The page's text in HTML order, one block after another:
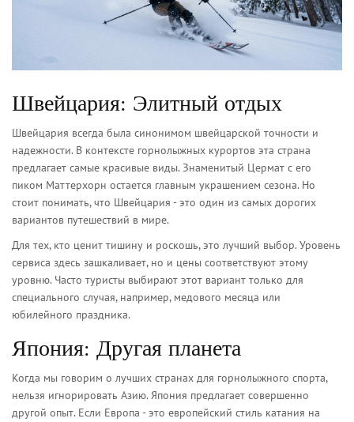
Швейцария: Элитный отдых
Швейцария всегда была синонимом швейцарской точности и
надежности. В контексте горнолыжных курортов эта страна
предлагает самые красивые виды. Знаменитый Цермат с его
пиком Маттерхорн остается главным украшением сезона. Но
стоит понимать, что Швейцария - это один из самых дорогих
вариантов путешествий в мире.
Для тех, кто ценит тишину и роскошь, это лучший выбор. Уровень
сервиса здесь зашкаливает, но и цены соответствуют этому
уровню. Часто туристы выбирают этот вариант только для
специального случая, например, медового месяца или
юбилейного праздника.
Япония: Другая планета
Когда мы говорим о лучших странах для горнолыжного спорта,
нельзя игнорировать Азию. Япония предлагает совершенно
другой опыт. Если Европа - это европейский стиль катания на